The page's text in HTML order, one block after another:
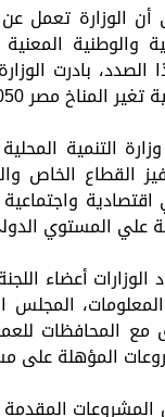
أن الوزارة
والوطنية
2050، وفي هذا
المناخ مصر 2050.
التنمية
القطاع الخاص
اقتصادية
علي المستوي
أعضاء
المعلومات،
مع المحافظات
المؤهلة